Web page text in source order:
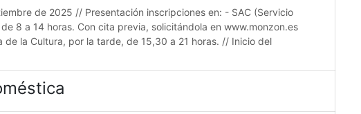
de 2025 // Presentación inscripciones en: - SAC (Servicio
8 a 14 horas. Con cita previa, solicitándola en www.monzon.es
la Cultura, por la tarde, de 15,30 a 21 horas. // Inicio del